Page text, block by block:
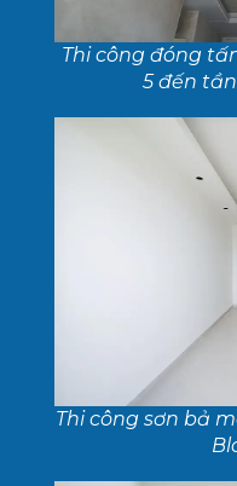
Thi công đóng
5 đến
Thi công sơn bả